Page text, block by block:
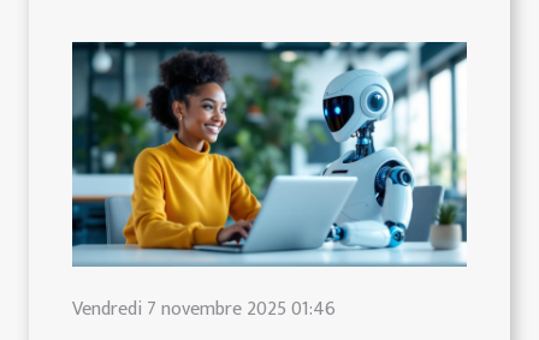
Vendredi 7 novembre 2025 01:46